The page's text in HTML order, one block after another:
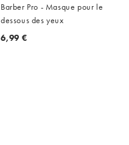
Barber Pro - Masque pour le
dessous des yeux
6,99 €